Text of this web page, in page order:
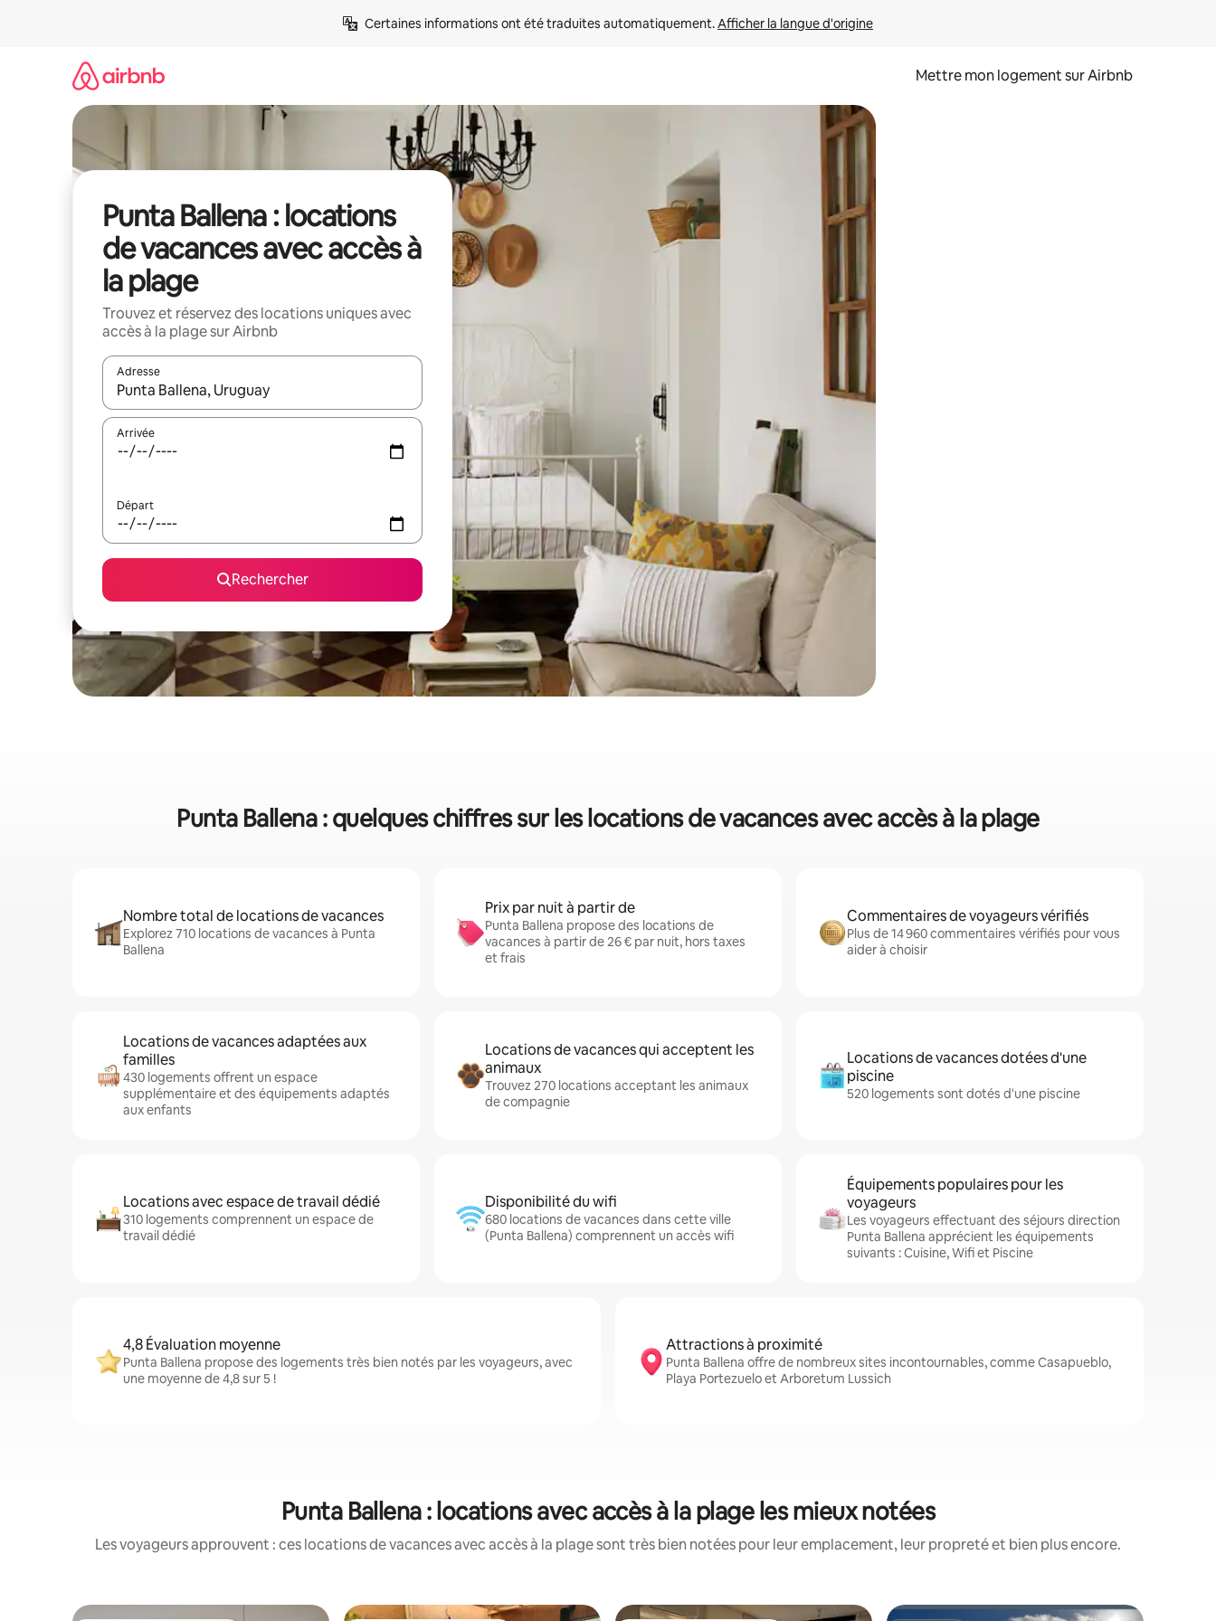
Certaines informations ont été traduites automatiquement. Afficher la langue d'origine
Mettre mon logement sur Airbnb
Punta Ballena : locations
de vacances avec accès à
la plage
Trouvez et réservez des locations uniques avec
accès à la plage sur Airbnb
Adresse
Lorsque les résultats s'affichent, utilisez les flèches vers le haut et vers le bas pour les parcourir ou en appuyant et en faisant glisser.
Arrivée
Départ
Rechercher
Punta Ballena : quelques chiffres sur les locations de vacances avec accès à la plage
Nombre total de locations de vacances
Explorez 710 locations de vacances à Punta
Ballena
Prix par nuit à partir de
Punta Ballena propose des locations de
vacances à partir de 26 € par nuit, hors taxes
et frais
Commentaires de voyageurs vérifiés
Plus de 14 960 commentaires vérifiés pour vous
aider à choisir
Locations de vacances adaptées aux
familles
430 logements offrent un espace
supplémentaire et des équipements adaptés
aux enfants
Locations de vacances qui acceptent les
animaux
Trouvez 270 locations acceptant les animaux
de compagnie
Locations de vacances dotées d'une
piscine
520 logements sont dotés d'une piscine
Locations avec espace de travail dédié
310 logements comprennent un espace de
travail dédié
Disponibilité du wifi
680 locations de vacances dans cette ville
(Punta Ballena) comprennent un accès wifi
Équipements populaires pour les
voyageurs
Les voyageurs effectuant des séjours direction
Punta Ballena apprécient les équipements
suivants : Cuisine, Wifi et Piscine
4,8 Évaluation moyenne
Punta Ballena propose des logements très bien notés par les voyageurs, avec
une moyenne de 4,8 sur 5 !
Attractions à proximité
Punta Ballena offre de nombreux sites incontournables, comme Casapueblo,
Playa Portezuelo et Arboretum Lussich
Punta Ballena : locations avec accès à la plage les mieux notées
Les voyageurs approuvent : ces locations de vacances avec accès à la plage sont très bien notées pour leur emplacement, leur propreté et bien plus encore.